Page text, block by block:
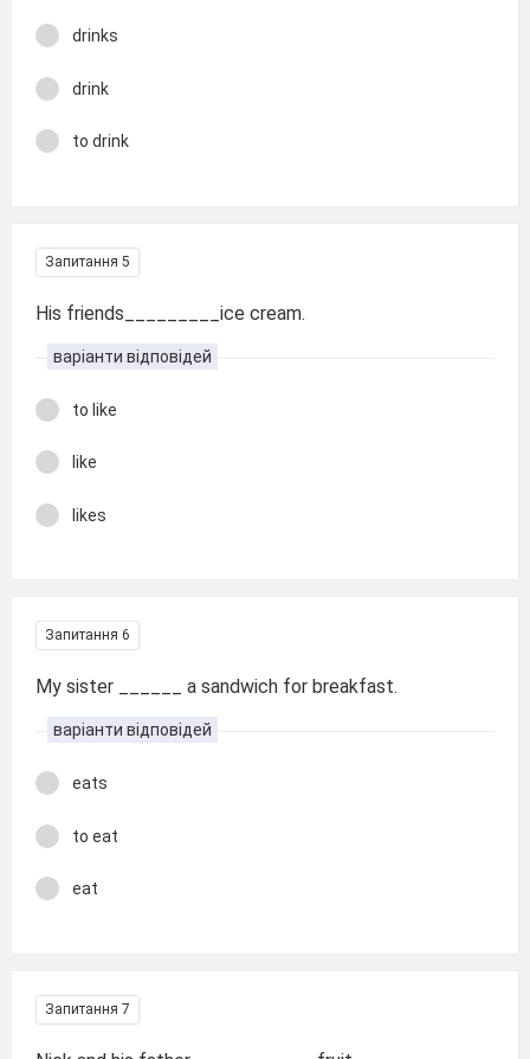
drinks
drink
to drink
Запитання 5
His friends_________ice cream.
варіанти відповідей
to like
like
likes
Запитання 6
My sister ______ a sandwich for breakfast.
варіанти відповідей
eats
to eat
eat
Запитання 7